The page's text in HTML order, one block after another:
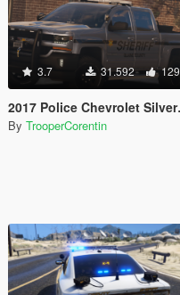
3.7 31.592 129
2017 Police Chevrolet Silverado [Replace / FiveM]
By TrooperCorentin